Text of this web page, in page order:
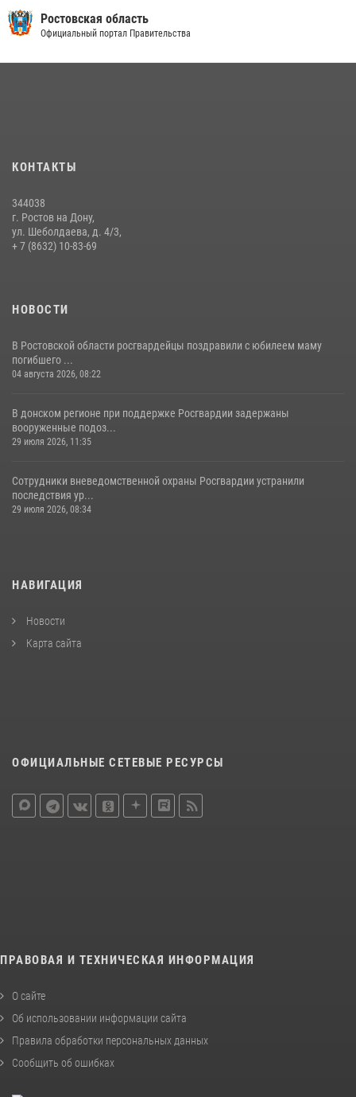
продажи
13 июля 2026, 10:22
В донской столице Росгвардия приняла участие в оперативно-
профилактических мероприятиях в районе рынков «Темерник»
27 июля 2026, 12:35
Ростовская область
Официальный портал Правительства
КОНТАКТЫ
344038
г. Ростов на Дону,
ул. Шеболдаева, д. 4/3,
+ 7 (8632) 10-83-69
НОВОСТИ
В Ростовской области росгвардейцы поздравили с юбилеем маму
погибшего ...
04 августа 2026, 08:22
В донском регионе при поддержке Росгвардии задержаны
вооруженные подоз...
29 июля 2026, 11:35
Сотрудники вневедомственной охраны Росгвардии устранили
последствия ур...
29 июля 2026, 08:34
НАВИГАЦИЯ
Новости
Карта сайта
ОФИЦИАЛЬНЫЕ СЕТЕВЫЕ РЕСУРСЫ
ПРАВОВАЯ И ТЕХНИЧЕСКАЯ ИНФОРМАЦИЯ
О сайте
Об использовании информации сайта
Правила обработки персональных данных
Сообщить об ошибках